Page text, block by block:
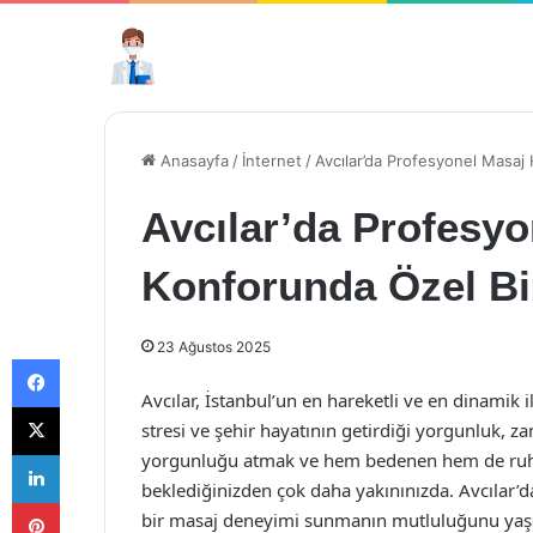
Anasayfa / İnternet / Avcılar’da Profesyonel
Avcılar’da
Konforunda Özel
23 Ağustos 2025
Avcılar, İstanbul’un en hareketli ve en
stresi ve şehir hayatının getirdiği yorgunluk,
yorgunluğu atmak ve hem bedenen hem de
beklediğinizden çok daha yakınınızda.
bir masaj deneyimi sunmanın mutluluğunu
Facebook
X
LinkedIn
Pinterest